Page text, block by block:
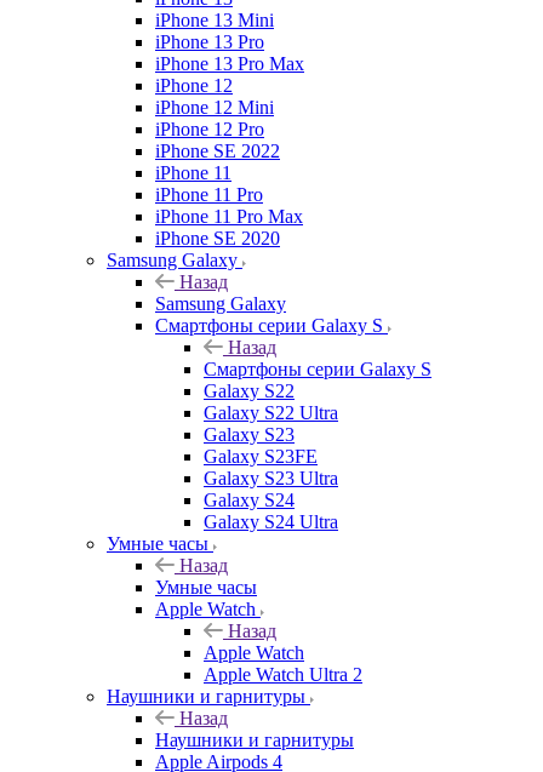
iPhone 13 Mini
iPhone 13 Pro
iPhone 13 Pro Max
iPhone 12
iPhone 12 Mini
iPhone 12 Pro
iPhone SE 2022
iPhone 11
iPhone 11 Pro
iPhone 11 Pro Max
iPhone SE 2020
Samsung Galaxy
Назад
Samsung Galaxy
Смартфоны серии Galaxy S
Назад
Смартфоны серии Galaxy S
Galaxy S22
Galaxy S22 Ultra
Galaxy S23
Galaxy S23FE
Galaxy S23 Ultra
Galaxy S24
Galaxy S24 Ultra
Умные часы
Назад
Умные часы
Apple Watch
Назад
Apple Watch
Apple Watch Ultra 2
Наушники и гарнитуры
Назад
Наушники и гарнитуры
Apple Airpods 4